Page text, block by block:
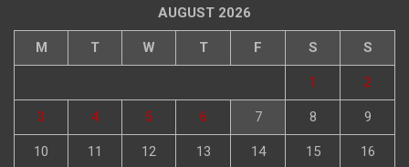
AUGUST 2026
M T W T F S S
1 2
3 4 5 6 7 8 9
10 11 12 13 14 15 16